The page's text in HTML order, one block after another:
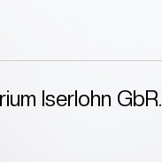
Iserlohn GbR.